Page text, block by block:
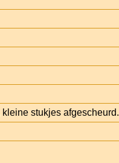
stukjes afgescheurd.